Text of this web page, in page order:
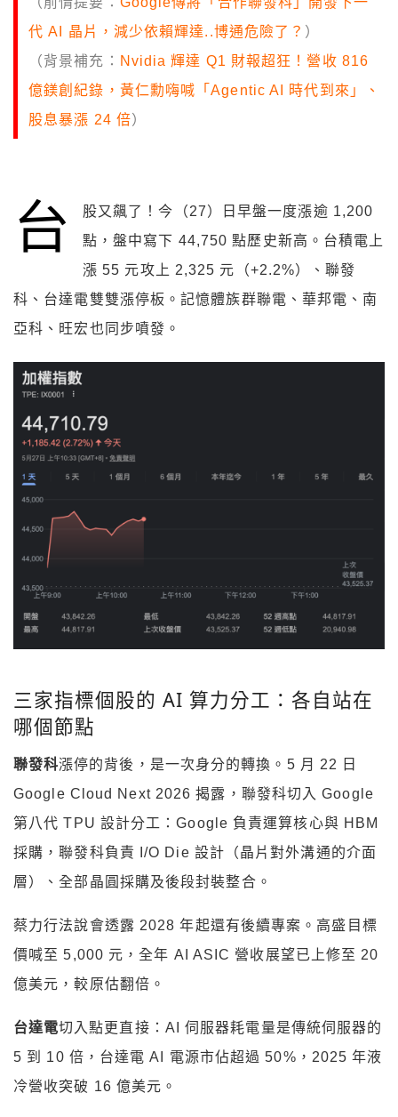
代 AI 晶片，減少依賴輝達..博通危險了？ ）
（背景補充： Nvidia 輝達 Q1 財報超狂！營收 816
億鎂創紀錄，黃仁勳嗨喊「Agentic AI 時代到來」、
股息暴漲 24 倍）
台
股又飆了！今（27）日早盤一度漲逾 1,200
點，盤中寫下 44,750 點歷史新高。台積電上
漲 55 元攻上 2,325 元（+2.2%）、聯發
科、台達電雙雙漲停板。記憶體族群聯電、華邦電、南
亞科、旺宏也同步噴發。
三家指標個股的 AI 算力分工：各自站在
哪個節點
聯發科漲停的背後，是一次身分的轉換。5 月 22 日
Google Cloud Next 2026 揭露，聯發科切入 Google
第八代 TPU 設計分工：Google 負責運算核心與 HBM
採購，聯發科負責 I/O Die 設計（晶片對外溝通的介面
層）、全部晶圓採購及後段封裝整合。
蔡力行法說會透露 2028 年起還有後續專案。高盛目標
價喊至 5,000 元，全年 AI ASIC 營收展望已上修至 20
億美元，較原估翻倍。
台達電切入點更直接：AI 伺服器耗電量是傳統伺服器的
5 到 10 倍，台達電 AI 電源市佔超過 50%，2025 年液
冷營收突破 16 億美元。